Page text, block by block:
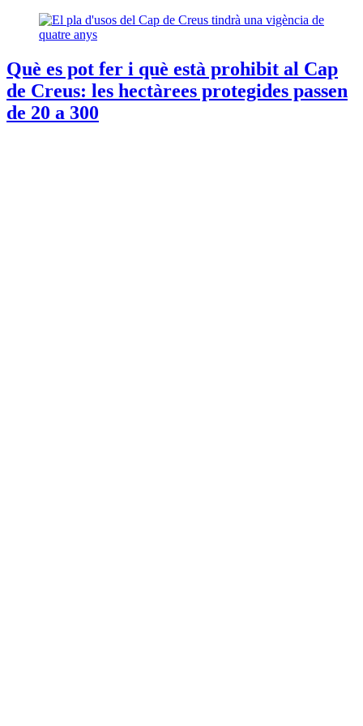
Què es pot fer i què està prohibit al Cap
de Creus: les hectàrees protegides passen
de 20 a 300